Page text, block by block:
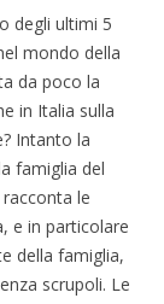
degli ultimi 5
mondo della
da poco la
in Italia sulla
Intanto la
famiglia del
racconta le
e in particolare
della famiglia,
scrupoli. Le